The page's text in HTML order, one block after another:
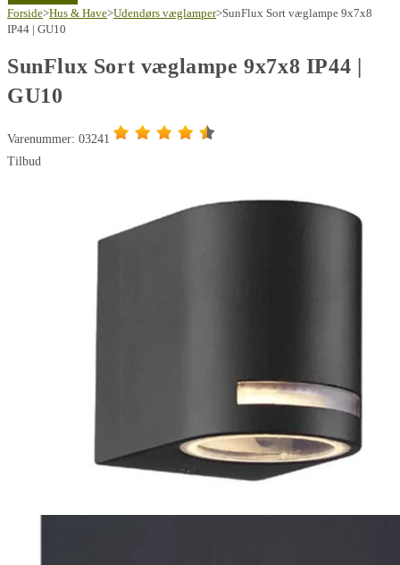
149,95 kr..99,00 kr..
væglampe
9x7x8
|
GU10
Forside>Hus & Have>Udendørs væglamper>SunFlux Sort væglampe 9x7x8
IP44 | GU10
SunFlux Sort væglampe 9x7x8 IP44 |
GU10
Varenummer: 03241
Tilbud